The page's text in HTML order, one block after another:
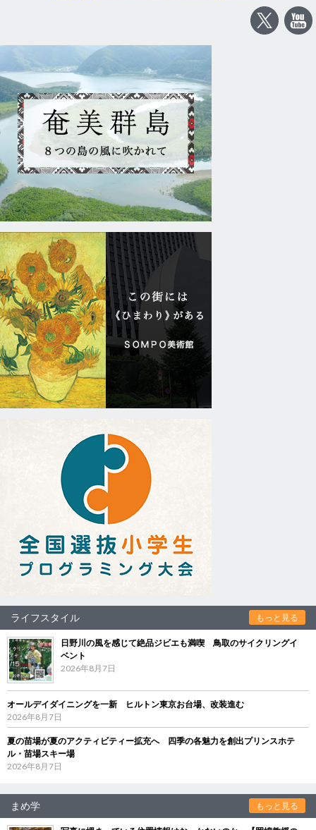
ライフスタイル もっと見る
日野川の風を感じて絶品ジビエも満喫 鳥取のサイクリングイ
ベント
2026年8月7日
オールデイダイニングを一新 ヒルトン東京お台場、改装進む
2026年8月7日
夏の苗場が夏のアクティビティー拡充へ 四季の各魅力を創出プリンスホテ
ル・苗場スキー場
2026年8月7日
まめ学 もっと見る